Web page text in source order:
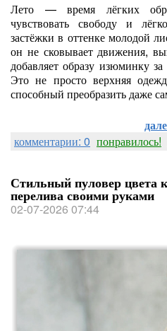
Лето — время лёгких
чувствовать свободу и
застёжки в оттенкемолодой
он несковываетдвижения,
добавляет образу изюминкуза
Это не простоверхняя
способный преобразитьдаже
комментарии: 0 понравилось!
Стильный пуловер цвета
перелива своими руками
02-07-2026 07:44